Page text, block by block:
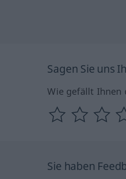
Sagen Sie uns
Wie gefällt Ihnen
Sie haben